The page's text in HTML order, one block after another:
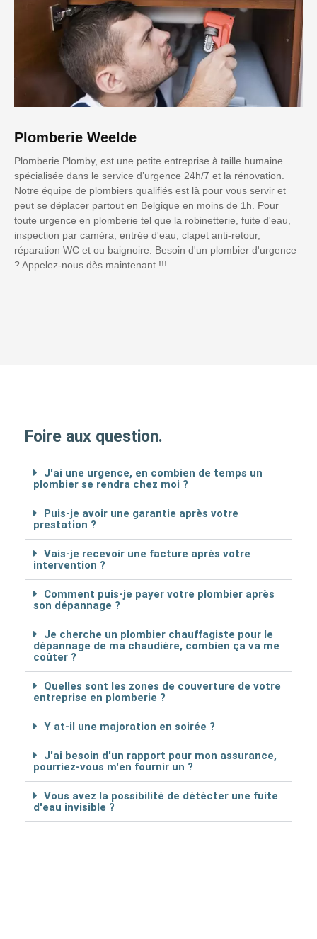
Plomberie Weelde
Plomberie Plomby, est une petite entreprise à taille humaine
spécialisée dans le service d’urgence 24h/7 et la rénovation.
Notre équipe de plombiers qualifiés est là pour vous servir et
peut se déplacer partout en Belgique en moins de 1h. Pour
toute urgence en plomberie tel que la robinetterie, fuite d'eau,
inspection par caméra, entrée d'eau, clapet anti-retour,
réparation WC et ou baignoire. Besoin d'un plombier d'urgence
? Appelez-nous dès maintenant !!!
Foire aux question.
J'ai une urgence, en combien de temps un
plombier se rendra chez moi ?
Puis-je avoir une garantie après votre
prestation ?
Vais-je recevoir une facture après votre
intervention ?
Comment puis-je payer votre plombier après
son dépannage ?
Je cherche un plombier chauffagiste pour le
dépannage de ma chaudière, combien ça va me
coûter ?
Quelles sont les zones de couverture de votre
entreprise en plomberie ?
Y at-il une majoration en soirée ?
J'ai besoin d'un rapport pour mon assurance,
pourriez-vous m'en fournir un ?
Vous avez la possibilité de détécter une fuite
d'eau invisible ?